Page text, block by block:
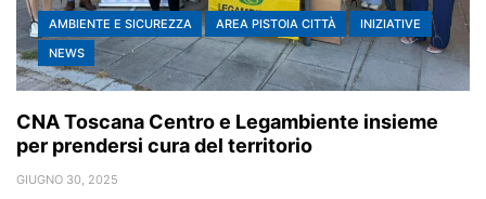
AMBIENTE E SICUREZZA AREA PISTOIA CITTÀ
INIZIATIVE
NEWS
CNA Toscana Centro e Legambiente insieme
per prendersi cura del territorio
GIUGNO 30, 2025